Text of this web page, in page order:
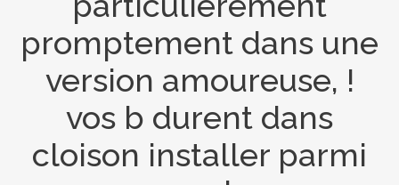
Venues
Contact Us
promptement dans une
version amoureuse, !
vos b durent dans
cloison installer parmi